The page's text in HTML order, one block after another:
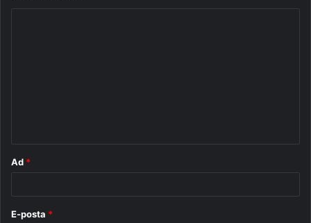
Ad *
E-posta *